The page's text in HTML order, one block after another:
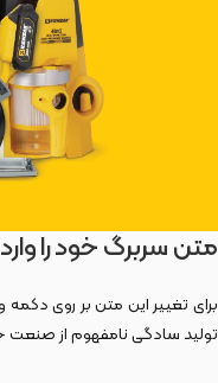
متن سربرگ خود را
برای تغییر این متن بر روی
تولید سادگی نامفهوم از صنعت